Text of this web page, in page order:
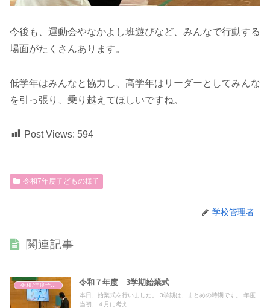
今後も、運動会やなかよし班遊びなど、みんなで行動する
場面がたくさんあります。
低学年はみんなと協力し、高学年はリーダーとしてみんな
を引っ張り、乗り越えてほしいですね。
Post Views: 594
令和7年度子どもの様子
学校管理者
関連記事
令和7年度子どもの様子 令和７年度 3学期始業式
本日、始業式を行いました。 3学期は、まとめの時期です。 年度
当初、４月に考え...